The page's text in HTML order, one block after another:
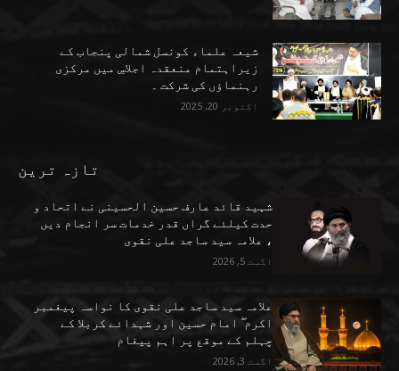
شیعہ علماء کونسل شمالی پنجاب کے
زیراہتمام منعقدہ اجلاسِ میں مرکزی
رہنماؤں کی شرکت ۔
اکتوبر 20, 2025
تازہ ترین
شہید قائد عارف حسین الحسینی نے اتحاد و
حدت کیلئے گراں قدر خدمات سر انجام دیں
، علامہ سید ساجد علی نقوی
اگست 5, 2026
علامہ سید ساجد علی نقوی کا نواسہ پیغمبر
اکرم ۖ امام حسین اور شہدائے کربلا کے
چہلم کے موقع پر اہم پیغام
اگست 3, 2026